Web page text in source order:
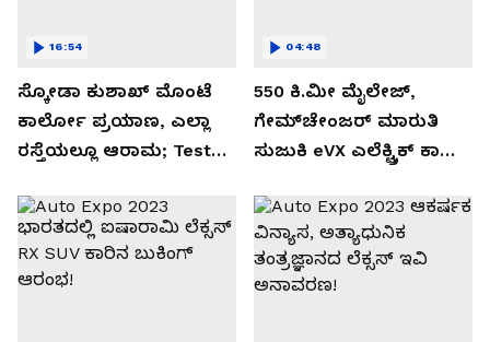
ಸ್ಕೋಡಾ ಕುಶಾಖ್ ಮೊಂಟೆ
ಕಾರ್ಲೋ ಪ್ರಯಾಣ, ಎಲ್ಲಾ
ರಸ್ತೆಯಲ್ಲೂ ಆರಾಮ; Test
16:54
550 ಕಿ.ಮೀ ಮೈಲೇಜ್,
ಗೇಮ್‌ಚೇಂಜರ್ ಮಾರುತಿ
ಸುಜುಕಿ eVX ಎಲೆಕ್ಟ್ರಿಕ್ ಕಾರು
04:48